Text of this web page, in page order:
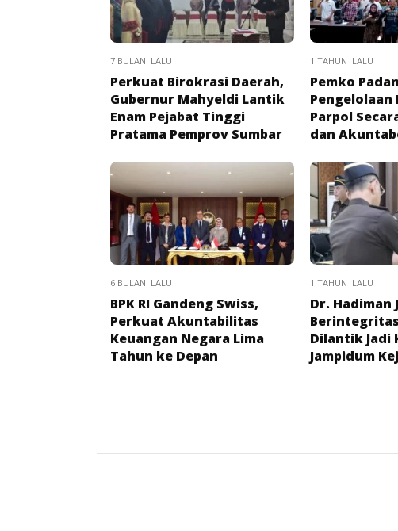
7 BULAN LALU
Perkuat Birokrasi Daerah,
Gubernur Mahyeldi Lantik
Enam Pejabat Tinggi
Pratama Pemprov Sumbar
1 TAHUN LALU
Pemko
Pengelolaan
Parpol
dan
6 BULAN LALU
BPK RI Gandeng Swiss,
Perkuat Akuntabilitas
Keuangan Negara Lima
Tahun ke Depan
1 TAHUN LALU
Dr. Hadiman
Dilantik Jadi
Jampidum